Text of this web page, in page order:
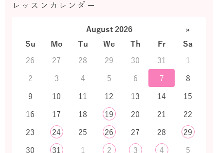
レッスンカレンダー
August 2026
»
Su
Mo Tu We Th Fr
Sa
26
27 28 29 30 31
1
2
3 4 5 6 7
8
9
10 11 12 13 14
15
16
17 18 19 20 21
22
23
24 25 26 27 28
29
30
31 1 2 3 4 5